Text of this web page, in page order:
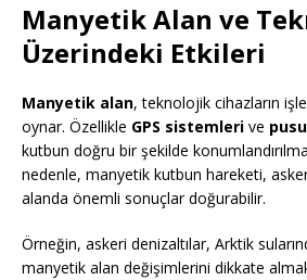
Manyetik Alan ve
Üzerindeki Etkileri
Manyetik alan, teknolojik cihazların
oynar. Özellikle GPS sistemleri ve
kutbun doğru bir şekilde
nedenle, manyetik kutbun hareketi,
alanda önemli sonuçlar doğurabilir.
Örneğin, askeri denizaltılar, Arktik
manyetik alan değişimlerini dikkate